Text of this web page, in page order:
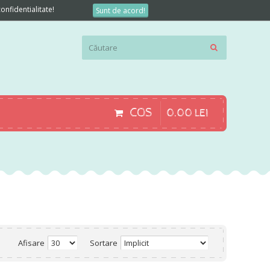
COS 0.00 LEI
Afisare Sortare
Sunt de acord!